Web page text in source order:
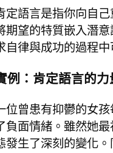
定語言是指你向自
期望的特質嵌入潛
自律與成功的過程
例：肯定語言的力
位曾患有抑鬱的女
負面情緒。雖然她
發生了深刻的變化